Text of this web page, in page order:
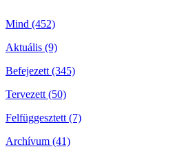
Mind (452)
Aktuális (9)
Befejezett (345)
Tervezett (50)
Felfüggesztett (7)
Archívum (41)